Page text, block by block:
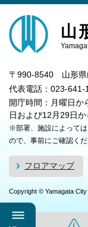
山
〒990-8540 山形県
代表電話：023-641-
開庁時間：月曜日か
日および12月29日か
※部署、施設によって
ので、事前にご確認くだ
フロアマップ
Copyright © Yamagata City